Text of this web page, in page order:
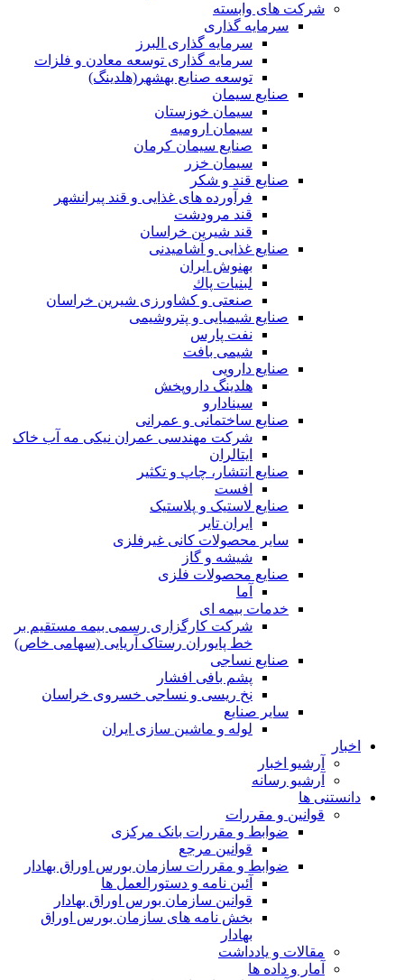
شرکت های وابسته
سرمایه گذاری
سرمایه گذاری البرز
سرمایه گذاری توسعه معادن و فلزات
توسعه‌ صنایع‌ بهشهر(هلدینگ)
صنایع سیمان
سیمان خوزستان
سیمان ارومیه
صنایع سیمان کرمان
سیمان خزر
صنایع قند و شکر
فرآورده های غذایی و قند پیرانشهر
قند مرودشت
قند شیرین خراسان
صنایع غذايی و آشاميدنی
بهنوش ایران
لبنيات پاك
صنعتی و کشاورزی شیرین خراسان
صنایع شیمیایی و پتروشیمی
نفت پارس
شیمی بافت
صنایع دارویی
هلدینگ داروپخش
سینادارو
صنایع ساختمانی و عمرانی
شرکت مهندسی عمران نیکی مه آب خاک
ایتالران
صنایع انتشار، چاپ و تکثير
افست
صنایع لاستیک و پلاستیک
ایران تایر
ساير محصولات كانی غيرفلزی
شیشه و گاز
صنایع محصولات فلزی
آما
خدمات بیمه ای
شرکت کارگزاری رسمی بیمه مستقیم بر
خط پایوران رستاک آریایی (سهامی خاص)
صنایع نساجی
پشم بافی افشار
نخ ریسی و نساجی خسروی خراسان
سایر صنایع
لوله و ماشین سازی ایران
اخبار
آرشیو اخبار
آرشیو رسانه
دانستنی ها
قوانین و مقررات
ضوابط و مقررات بانک مرکزی
قوانين مرجع
ضوابط و مقررات سازمان بورس اوراق بهادار
آئین نامه و دستورالعمل ها
قوانین سازمان بورس اوراق بهادار
بخش نامه های سازمان بورس اوراق
بهادار
مقالات و یادداشت
آمار و داده ها